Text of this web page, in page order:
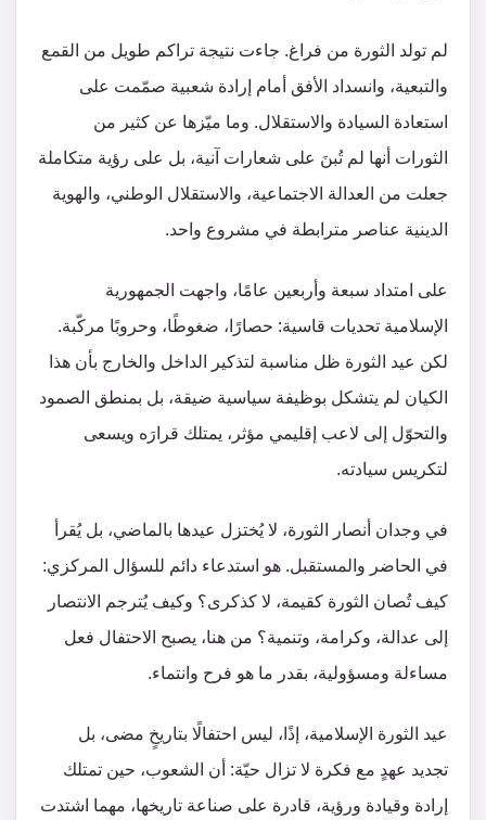
لم تولد الثورة من فراغ. جاءت نتيجة تراكم طويل من القمع
والتبعية، وانسداد الأفق أمام إرادة شعبية صمّمت على
استعادة السيادة والاستقلال. وما ميّزها عن كثير من
الثورات أنها لم تُبنَ على شعارات آنية، بل على رؤية متكاملة
جعلت من العدالة الاجتماعية، والاستقلال الوطني، والهوية
الدينية عناصر مترابطة في مشروع واحد.
على امتداد سبعة وأربعين عامًا، واجهت الجمهورية
الإسلامية تحديات قاسية: حصارًا، ضغوطًا، وحروبًا مركّبة.
لكن عيد الثورة ظل مناسبة لتذكير الداخل والخارج بأن هذا
الكيان لم يتشكل بوظيفة سياسية ضيقة، بل بمنطق الصمود
والتحوّل إلى لاعب إقليمي مؤثر، يمتلك قرارَه ويسعى
لتكريس سيادته.
في وجدان أنصار الثورة، لا يُختزل عيدها بالماضي، بل يُقرأ
في الحاضر والمستقبل. هو استدعاء دائم للسؤال المركزي:
كيف تُصان الثورة كقيمة، لا كذكرى؟ وكيف يُترجم الانتصار
إلى عدالة، وكرامة، وتنمية؟ من هنا، يصبح الاحتفال فعل
مساءلة ومسؤولية، بقدر ما هو فرح وانتماء.
عيد الثورة الإسلامية، إذًا، ليس احتفالًا بتاريخٍ مضى، بل
تجديد عهدٍ مع فكرة لا تزال حيّة: أن الشعوب، حين تمتلك
إرادة وقيادة ورؤية، قادرة على صناعة تاريخها، مهما اشتدت